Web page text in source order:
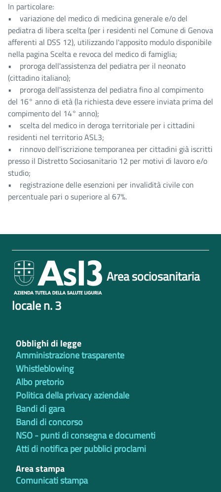
In particolare:
• variazione del medico di medicina generale e/o del
pediatra di libera scelta (per i residenti nel Comune di Genova
afferenti al DSS 12), utilizzando l'apposito modulo disponibile
nella pagina Scelta e revoca del medico di famiglia;
• proroga dell'assistenza del pediatra per il neonato
(cittadino italiano);
• proroga dell'assistenza del pediatra fino al compimento
del 16° anno di età (la richiesta deve essere inviata prima del
compimento del 14° anno);
• scelta del medico in deroga territoriale per i cittadini
residenti nel territorio ASL3;
• rinnovo dell'iscrizione temporanea per cittadini già iscritti
presso il Distretto Sociosanitario 12 per motivi di lavoro e/o
studio;
• registrazione delle esenzioni per invalidità civile con
percentuale pari o superiore al 67%.
Area sociosanitaria
locale n. 3
Obblighi di legge
Amministrazione trasparente
Whistleblowing
Albo pretorio
Politica della privacy aziendale
Bandi di gara
Bandi di concorso
NSO - punti di consegna e documenti
Atti di notifica per pubblici proclami
Area stampa
Comunicati stampa